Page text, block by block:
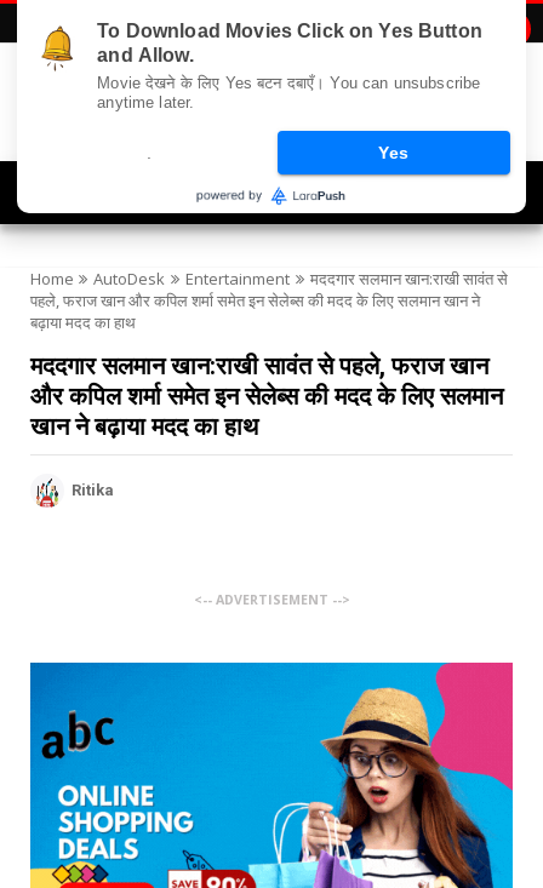
Home AutoDesk Entertainment
मददगार सलमान खान:राखी सावंत से
पहले, फराज खान और कपिल शर्मा समेत इन सेलेब्स की मदद के लिए सलमान खान ने
बढ़ाया मदद का हाथ
मददगार सलमान खान:राखी सावंत से पहले, फराज खान
और कपिल शर्मा समेत इन सेलेब्स की मदद के लिए सलमान
खान ने बढ़ाया मदद का हाथ
Ritika
<-- ADVERTISEMENT -->
To Download Movies Click on Yes Button
and Allow.
Movie देखने के लिए Yes बटन दबाएँ। You can unsubscribe
anytime later.
Yes